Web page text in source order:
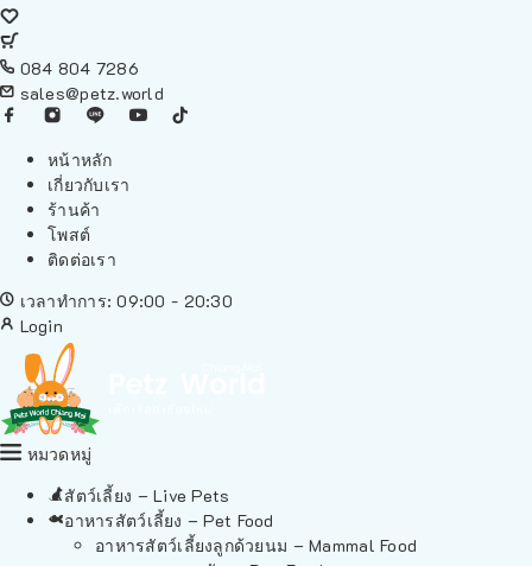
084 804 7286
sales@petz.world
หน้าหลัก
เกี่ยวกับเรา
ร้านค้า
โพสต์
ติดต่อเรา
เวลาทำการ: 09:00 - 20:30
Login
หมวดหมู่
สัตว์เลี้ยง – Live Pets
อาหารสัตว์เลี้ยง – Pet Food
อาหารสัตว์เลี้ยงลูกด้วยนม – Mammal Food